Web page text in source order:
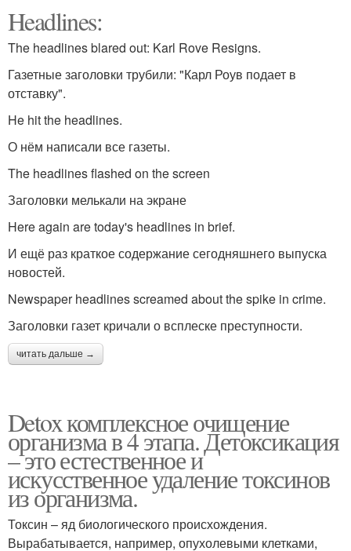
Headlines:
The headlines blared out: Karl Rove Resigns.
Газетные заголовки трубили: "Карл Роув подает в
отставку".
He hit the headlines.
О нём написали все газеты.
The headlines flashed on the screen
Заголовки мелькали на экране
Here again are today's headlines in brief.
И ещё раз краткое содержание сегодняшнего выпуска
новостей.
Newspaper headlines screamed about the spike in crime.
Заголовки газет кричали о всплеске преступности.
читать дальше →
Detox комплексное очищение
организма в 4 этапа. Детоксикация
– это естественное и
искусственное удаление токсинов
из организма.
Токсин – яд биологического происхождения.
Вырабатывается, например, опухолевыми клетками,